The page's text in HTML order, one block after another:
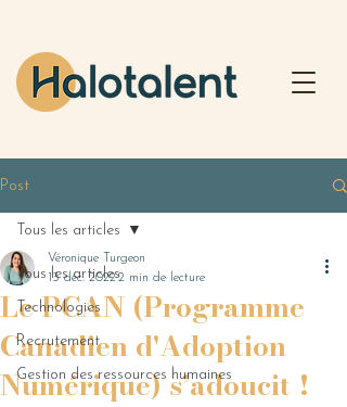
Post
Tous les articles
Technologies
Recrutement
Gestion des ressources humaines
Tous les articles
Le PCAN (Programme
Canadien d'Adoption
Numérique) s’adoucit !
Véronique Turgeon
13 déc. 20222 min de lecture